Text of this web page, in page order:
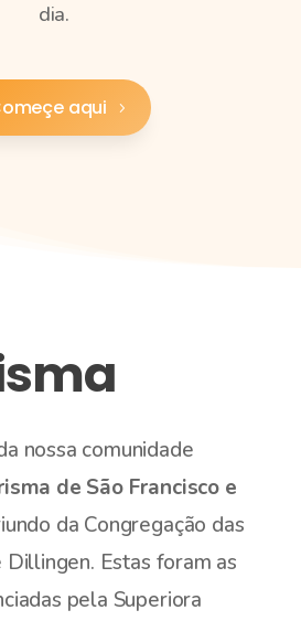
dia.
aqui
nossa comunidade
de São Francisco e
da Congregação das
Dillingen. Estas foram as
pela Superiora